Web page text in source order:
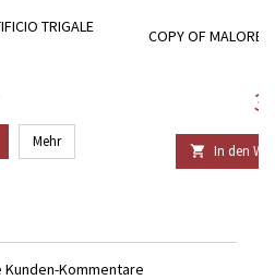
TRIGALE
Mehr
COPY OF
 In den
Kommentare